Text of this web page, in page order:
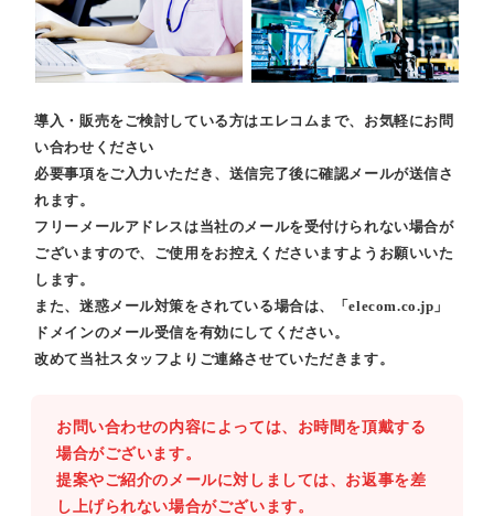
導入・販売をご検討している方はエレコムまで、お気軽にお問
い合わせください
必要事項をご入力いただき、送信完了後に確認メールが送信さ
れます。
フリーメールアドレスは当社のメールを受付けられない場合が
ございますので、ご使用をお控えくださいますようお願いいた
します。
また、迷惑メール対策をされている場合は、「elecom.co.jp」
ドメインのメール受信を有効にしてください。
改めて当社スタッフよりご連絡させていただきます。
お問い合わせの内容によっては、お時間を頂戴する
場合がございます。
提案やご紹介のメールに対しましては、お返事を差
し上げられない場合がございます。